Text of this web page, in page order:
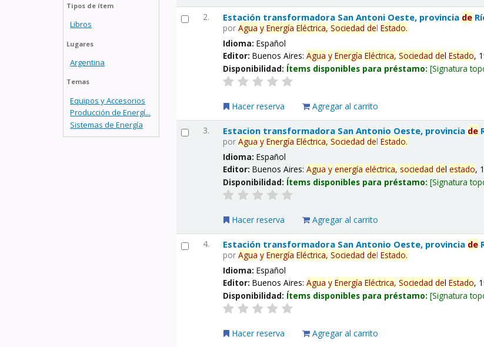
Tipos de ítem
Libros
Lugares
Argentina
Temas
Equipos y Accesorios
Producción de Energí...
Sistemas de Energía
2. Estación transformadora San Antoni Oeste, provincia de
porAgua y Energía Eléctrica, Sociedad delEstado.
Idioma:Español
Editor:Buenos Aires:Agua y Energía Eléctrica, Sociedad delEstado,
Disponibilidad: Ítems disponibles para préstamo: Signatura
Hacer reserva Agregar al carrito
3. Estacion transformadora San Antonio Oeste, provincia de
porAgua y Energía Eléctrica, Sociedad delEstado.
Idioma:Español
Editor:Buenos Aires:Agua y energía eléctrica, sociedad delestado,
Disponibilidad: Ítems disponibles para préstamo: Signatura
Hacer reserva Agregar al carrito
4. Estación transformadora San Antonio Oeste, provincia de
porAgua y Energía Eléctrica, Sociedad delEstado.
Idioma:Español
Editor:Buenos Aires:Agua y Energía Eléctrica, Sociedad delEstado,
Disponibilidad: Ítems disponibles para préstamo: Signatura
Hacer reserva Agregar al carrito